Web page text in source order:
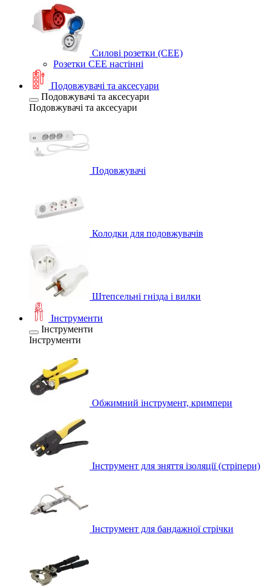
Силові розетки (CEE)
Розетки CEE настінні
Подовжувачі та аксесуари
Подовжувачі та аксесуари
Подовжувачі та аксесуари
Подовжувачі
Колодки для подовжувачів
Штепсельні гнізда і вилки
Інструменти
Інструменти
Інструменти
Обжимний інструмент, кримпери
Інструмент для зняття ізоляції (стріпери)
Інструмент для бандажної стрічки